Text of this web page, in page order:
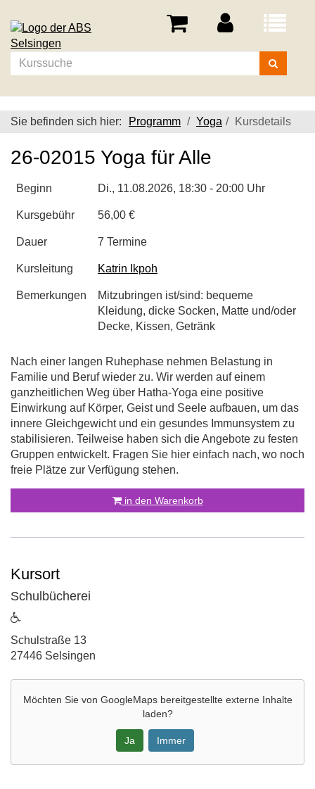
Menü
Kurse
suchen
Sie befinden sich hier: Programm Yoga Kursdetails
26-02015 Yoga für Alle
Beginn Di., 11.08.2026, 18:30 - 20:00 Uhr
Kursgebühr 56,00 €
Dauer 7 Termine
Kursleitung Katrin Ikpoh
Bemerkungen
Mitzubringen ist/sind: bequeme
Kleidung, dicke Socken, Matte und/oder
Decke, Kissen, Getränk
Nach einer langen Ruhephase nehmen Belastung in
Familie und Beruf wieder zu. Wir werden auf einem
ganzheitlichen Weg über Hatha-Yoga eine positive
Einwirkung auf Körper, Geist und Seele aufbauen, um das
innere Gleichgewicht und ein gesundes Immunsystem zu
stabilisieren. Teilweise haben sich die Angebote zu festen
Gruppen entwickelt. Fragen Sie hier einfach nach, wo noch
freie Plätze zur Verfügung stehen.
in den Warenkorb
Kursort
Schulbücherei
Adresse:
Schulstraße 13
27446 Selsingen
Möchten Sie von GoogleMapsbereitgestellte externe Inhalte
laden?
Ja Immer